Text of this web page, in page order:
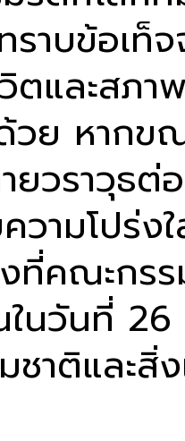
าบข้อเท็จ
และสภา
วย หากข
วราวุธต่
วามโปร่
คณะกรร
นวันที่ 26
ชาติและ